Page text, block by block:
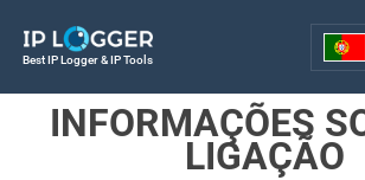
Best IP Logger & IP Tools
INFORMAÇÕES
LIGAÇÃO